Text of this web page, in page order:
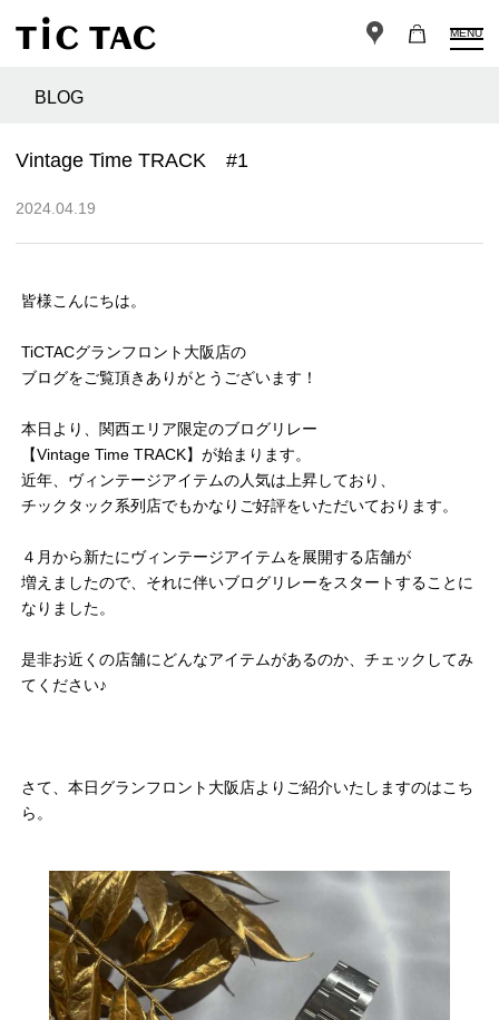
MENU
BLOG
Vintage Time TRACK #1
2024.04.19
皆様こんにちは。
TiCTACグランフロント大阪店の
ブログをご覧頂きありがとうございます！
本日より、関西エリア限定のブログリレー
【Vintage Time TRACK】が始まります。
近年、ヴィンテージアイテムの人気は上昇しており、
チックタック系列店でもかなりご好評をいただいております。
４月から新たにヴィンテージアイテムを展開する店舗が
増えましたので、それに伴いブログリレーをスタートすることに
なりました。
是非お近くの店舗にどんなアイテムがあるのか、チェックしてみ
てください♪
さて、本日グランフロント大阪店よりご紹介いたしますのはこち
ら。